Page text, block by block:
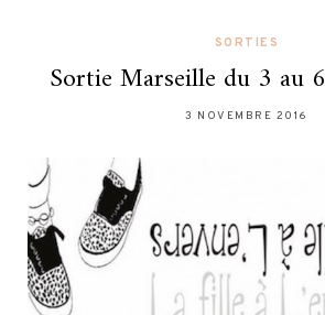
SORTIES
Sortie Marseille du 3 au
3 NOVEMBRE 2016